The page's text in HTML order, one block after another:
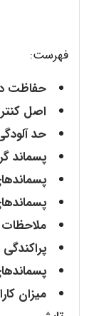
فهرست:
حفاظت
اصل
حد
پسماند
میزان